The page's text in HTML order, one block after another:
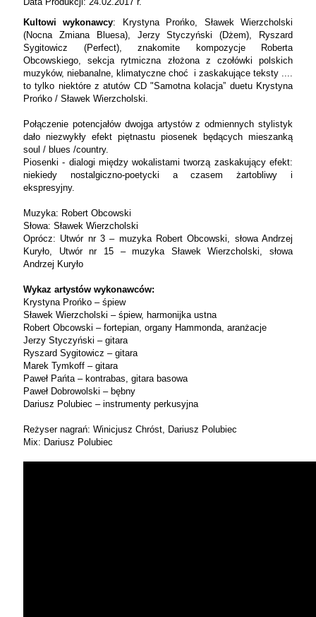
Kultowi wykonawcy: Krystyna Prońko, Sławek Wierzcholski
(Nocna Zmiana Bluesa), Jerzy Styczyński (Dżem), Ryszard
Sygitowicz (Perfect), znakomite kompozycje Roberta
Obcowskiego, sekcja rytmiczna złożona z czołówki polskich
muzyków, niebanalne, klimatyczne choć i zaskakujące teksty ....
to tylko niektóre z atutów CD "Samotna kolacja” duetu Krystyna
Prońko / Sławek Wierzcholski.
Połączenie potencjałów dwojga artystów z odmiennych stylistyk
dało niezwykły efekt piętnastu piosenek będących mieszanką
soul / blues /country.
Piosenki - dialogi między wokalistami tworzą zaskakujący efekt:
niekiedy nostalgiczno-poetycki a czasem żartobliwy i
ekspresyjny.
Muzyka: Robert Obcowski
Słowa: Sławek Wierzcholski
Oprócz: Utwór nr 3 – muzyka Robert Obcowski, słowa Andrzej
Kuryło, Utwór nr 15 – muzyka Sławek Wierzcholski, słowa
Andrzej Kuryło
Wykaz artystów wykonawców:
Krystyna Prońko – śpiew
Sławek Wierzcholski – śpiew, harmonijka ustna
Robert Obcowski – fortepian, organy Hammonda, aranżacje
Jerzy Styczyński – gitara
Ryszard Sygitowicz – gitara
Marek Tymkoff – gitara
Paweł Pańta – kontrabas, gitara basowa
Paweł Dobrowolski – bębny
Dariusz Polubiec – instrumenty perkusyjna
Reżyser nagrań: Winicjusz Chróst, Dariusz Polubiec
Mix: Dariusz Polubiec